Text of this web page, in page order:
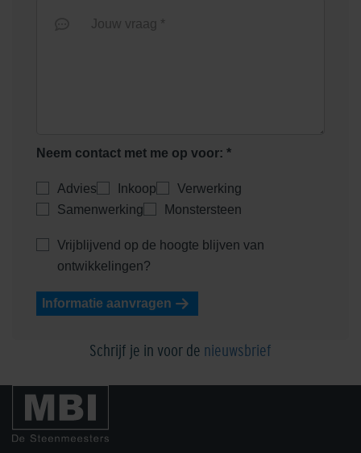
Jouw vraag *
Neem contact met me op voor: *
Advies Inkoop
Verwerking
Samenwerking
Monstersteen
Vrijblijvend op de hoogte blijven van
ontwikkelingen?
Informatie aanvragen
Schrijf je in voor de nieuwsbrief